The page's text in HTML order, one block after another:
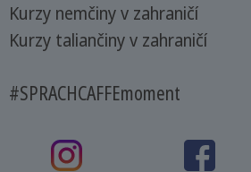
Kurzy nemčiny v zahraničí
Kurzy taliančiny v zahraničí
#SPRACHCAFFEmoment